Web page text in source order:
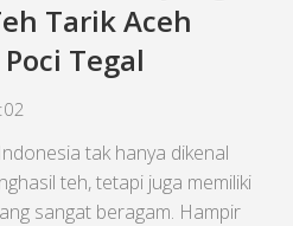
Tarik Aceh
Tegal
tak hanya dikenal
teh, tetapi juga memiliki
sangat beragam. Hampir